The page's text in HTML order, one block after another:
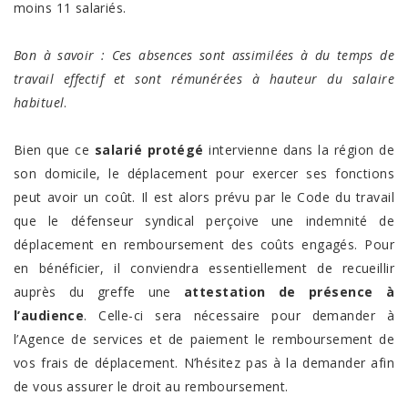
moins 11 salariés.
Bon à savoir : Ces absences sont assimilées à du temps de
travail effectif et sont rémunérées à hauteur du salaire
habituel.
Bien que ce salarié protégé intervienne dans la région de
son domicile, le déplacement pour exercer ses fonctions
peut avoir un coût. Il est alors prévu par le Code du travail
que le défenseur syndical perçoive une indemnité de
déplacement en remboursement des coûts engagés. Pour
en bénéficier, il conviendra essentiellement de recueillir
auprès du greffe une attestation de présence à
l’audience. Celle-ci sera nécessaire pour demander à
l’Agence de services et de paiement le remboursement de
vos frais de déplacement. N’hésitez pas à la demander afin
de vous assurer le droit au remboursement.